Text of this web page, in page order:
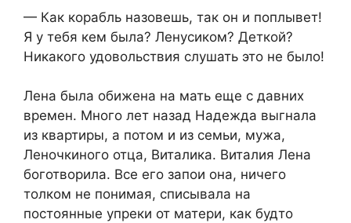
— Как корабль назовешь, так он и поплывет!
Я у тебя кем была? Ленусиком? Деткой?
Никакого удовольствия слушать это не было!
Лена была обижена на мать еще с давних
времен. Много лет назад Надежда выгнала
из квартиры, а потом и из семьи, мужа,
Леночкиного отца, Виталика. Виталия Лена
боготворила. Все его запои она, ничего
толком не понимая, списывала на
постоянные упреки от матери, как будто